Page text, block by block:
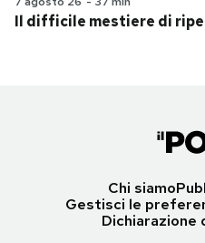
Il difficile mestiere di
Chi siamo
Gestisci le
Dichiarazione